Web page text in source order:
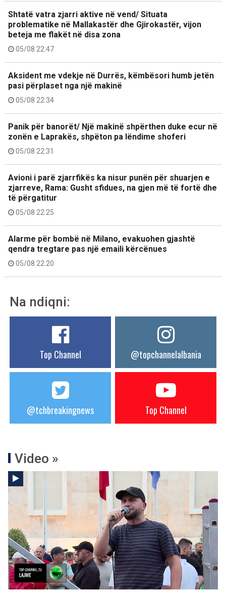
Shtatë vatra zjarri aktive në vend/ Situata
problematike në Mallakastër dhe Gjirokastër, vijon
beteja me flakët në disa zona
05/08 22:47
Aksident me vdekje në Durrës, këmbësori humb jetën
pasi përplaset nga një makinë
05/08 22:34
Panik për banorët/ Një makinë shpërthen duke ecur në
zonën e Laprakës, shpëton pa lëndime shoferi
05/08 22:31
Avioni i parë zjarrfikës ka nisur punën për shuarjen e
zjarreve, Rama: Gusht sfidues, na gjen më të fortë dhe
të përgatitur
05/08 22:25
Alarme për bombë në Milano, evakuohen gjashtë
qendra tregtare pas një emaili kërcënues
05/08 22:20
Na ndiqni:
Top Channel @topchannelalbania
@tchbreakingnews Top Channel
Video »